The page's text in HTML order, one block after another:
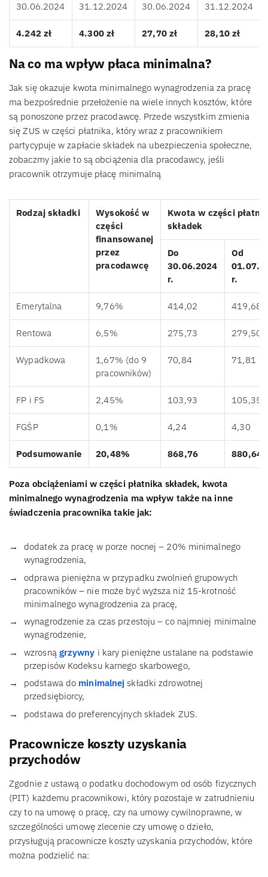
30.06.2024 31.12.2024 30.06.2024 31.12.2024
4.242 zł 4.300 zł 27,70 zł 28,10 zł
Na co ma wpływ płaca minimalna?
Jak się okazuje kwota minimalnego wynagrodzenia za pracę
ma bezpośrednie przełożenie na wiele innych kosztów, które
są ponoszone przez pracodawcę. Przede wszystkim zmienia
się ZUS w części płatnika, który wraz z pracownikiem
partycypuje w zapłacie składek na ubezpieczenia społeczne,
zobaczmy jakie to są obciążenia dla pracodawcy, jeśli
pracownik otrzymuje płacę minimalną
Rodzaj składki
Wysokość w
części
finansowanej
przez
pracodawcę
Kwota w części
składek
Do
30.06.2024
r.
Od
r.
Emerytalna 9,76% 414,02 419,68
Rentowa 6,5% 275,73 279,50
Wypadkowa
1,67% (do 9
pracowników)
70,84 71,81
FP i FS 2,45% 103,93 105,35
FGŚP 0,1% 4,24 4,30
Podsumowanie 20,48% 868,76 880,64
Poza obciążeniami w części płatnika składek, kwota
minimalnego wynagrodzenia ma wpływ także na inne
świadczenia pracownika takie jak:
dodatek za pracę w porze nocnej – 20% minimalnego
wynagrodzenia,
odprawa pieniężna w przypadku zwolnień grupowych
pracowników – nie może być wyższa niż 15-krotność
minimalnego wynagrodzenia za pracę,
wynagrodzenie za czas przestoju – co najmniej minimalne
wynagrodzenie,
wzrosną grzywny i kary pieniężne ustalane na podstawie
przepisów Kodeksu karnego skarbowego,
podstawa do minimalnejskładki zdrowotnej
przedsiębiorcy,
podstawa do preferencyjnych składek ZUS.
Pracownicze koszty uzyskania
przychodów
Zgodnie z ustawą o podatku dochodowym od osób fizycznych
(PIT) każdemu pracownikowi, który pozostaje w zatrudnieniu
czy to na umowę o pracę, czy na umowy cywilnoprawne, w
szczególności umowę zlecenie czy umowę o dzieło,
przysługują pracownicze koszty uzyskania przychodów, które
można podzielić na: